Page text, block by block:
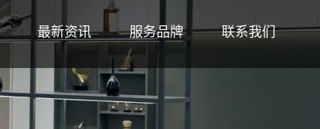
最新资讯 服务品牌 联系我们